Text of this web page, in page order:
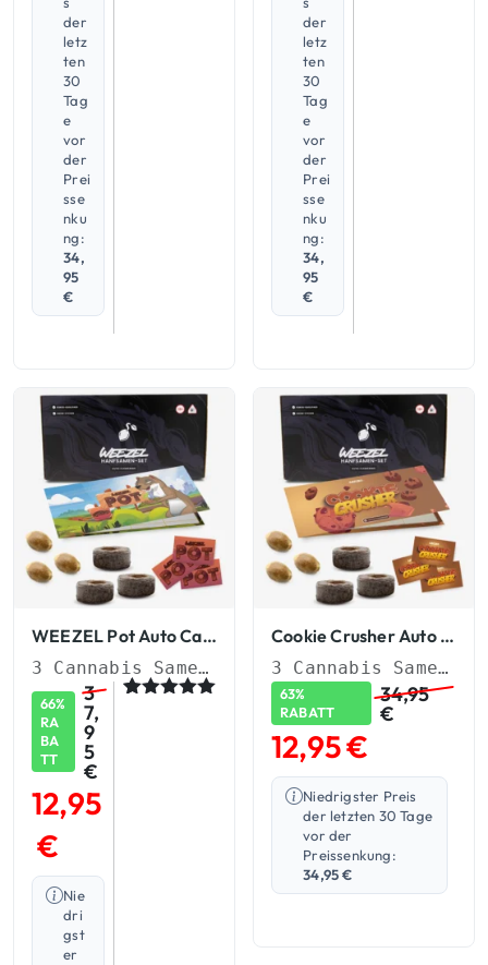
der
letz
ten
30
Tag
e
vor
der
Prei
sse
nku
ng:
34,
95
€
der
letz
ten
30
Tag
e
vor
der
Prei
sse
nku
ng:
34,
95
€
WEEZEL Pot Auto Cannabis Samen
3 Cannabis Samen + Quellpads & Sticker
66%
RA
BA
TT
3
7,
9
5
€
12,95
€
Nie
dri
gst
er
Cookie Crusher Auto Cannabis Starterset
3 Cannabis Samen + Quellpads & Sticker
63%
RABATT
34,95
€
12,95€
Niedrigster Preis
der letzten 30 Tage
vor der
Preissenkung:
34,95€